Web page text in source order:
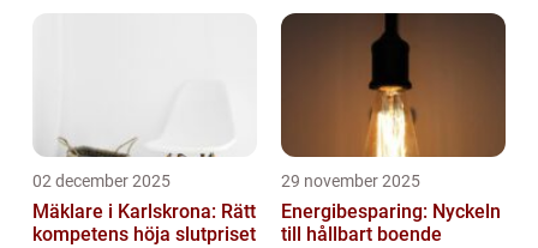
02 december 2025
Mäklare i Karlskrona: Rätt
kompetens höja slutpriset
29 november 2025
Energibesparing: Nyckeln
till hållbart boende